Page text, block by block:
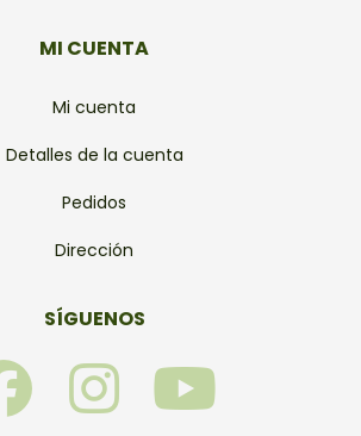
MI CUENTA
Mi cuenta
Detalles de la cuenta
Pedidos
Dirección
SÍGUENOS
F I Y